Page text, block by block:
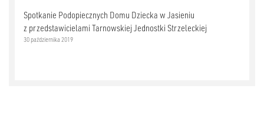
Spotkanie Podopiecznych Domu Dziecka w Jasieniu
z przedstawicielami Tarnowskiej Jednostki Strzeleckiej
30 października 2019